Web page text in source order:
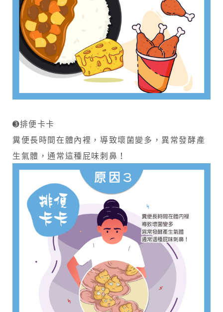
➌排便卡卡
糞便長時間在體內裡，導致壞菌變多，異常發酵產
生氣體，通常這種屁味刺鼻！